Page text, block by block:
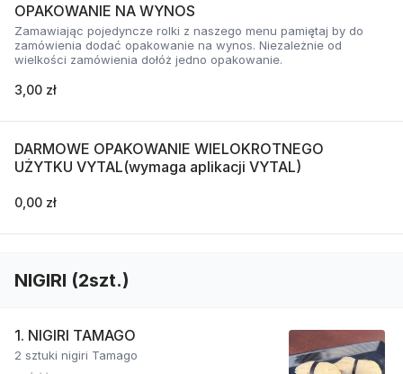
OPAKOWANIE NA WYNOS
Zamawiając pojedyncze rolki z naszego menu pamiętaj by do
zamówienia dodać opakowanie na wynos. Niezależnie od
wielkości zamówienia dołóż jedno opakowanie.
3,00 zł
DARMOWE OPAKOWANIE WIELOKROTNEGO
UŻYTKU VYTAL(wymaga aplikacji VYTAL)
0,00 zł
NIGIRI (2szt.)
1. NIGIRI TAMAGO
2 sztuki nigiri Tamago